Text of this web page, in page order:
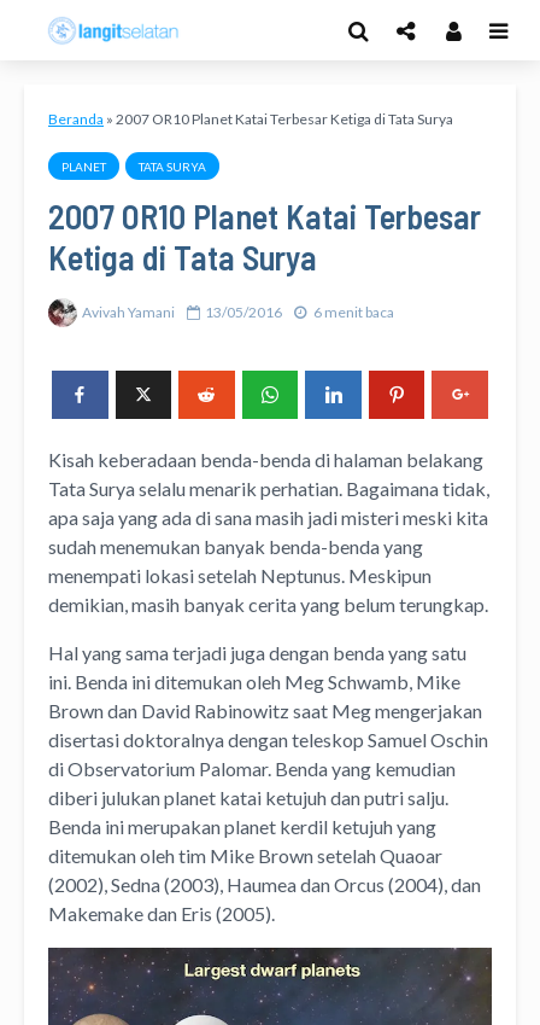
Beranda » 2007 OR10 Planet Katai Terbesar Ketiga di Tata Surya
PLANET TATA SURYA
2007 OR10 Planet Katai Terbesar
Ketiga di Tata Surya
Avivah Yamani 13/05/2016 6 menit baca
Kisah keberadaan benda-benda di halaman belakang
Tata Surya selalu menarik perhatian. Bagaimana tidak,
apa saja yang ada di sana masih jadi misteri meski kita
sudah menemukan banyak benda-benda yang
menempati lokasi setelah Neptunus. Meskipun
demikian, masih banyak cerita yang belum terungkap.
Hal yang sama terjadi juga dengan benda yang satu
ini. Benda ini ditemukan oleh Meg Schwamb, Mike
Brown dan David Rabinowitz saat Meg mengerjakan
disertasi doktoralnya dengan teleskop Samuel Oschin
di Observatorium Palomar. Benda yang kemudian
diberi julukan planet katai ketujuh dan putri salju.
Benda ini merupakan planet kerdil ketujuh yang
ditemukan oleh tim Mike Brown setelah Quaoar
(2002), Sedna (2003), Haumea dan Orcus (2004), dan
Makemake dan Eris (2005).